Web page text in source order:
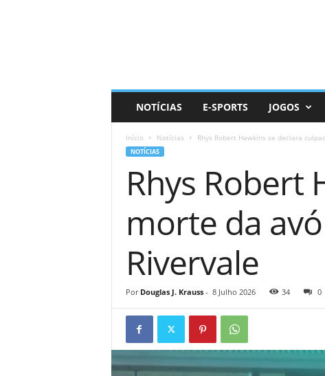
NOTÍCIAS E-SPORTS JOGOS
Início Notícias Rhys Robert Hawkins se declara
NOTÍCIAS
Rhys Robert
morte da
Rivervale
Por Douglas J. Krauss- 8 Julho 2026 34 0